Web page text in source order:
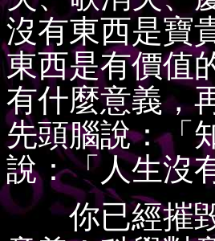
沒有東西是寶
東西是有價值
有什麼意義，
先頭腦說：「
說：「人生沒
你已經摧毀